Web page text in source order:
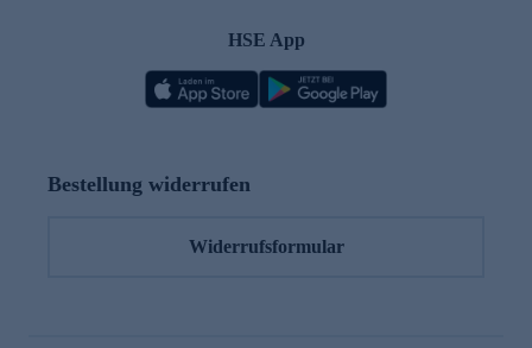
HSE App
Bestellung widerrufen
Widerrufsformular